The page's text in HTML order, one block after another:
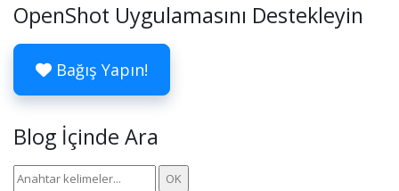
OpenShot Uygulamasını Destekleyin
Bağış Yapın!
Blog İçinde Ara